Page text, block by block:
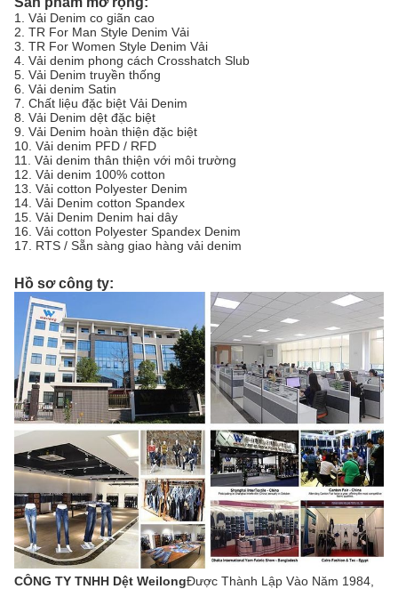
1. Vải Denim co giãn cao
2. TR For Man Style Denim Vải
3. TR For Women Style Denim Vải
4. Vải denim phong cách Crosshatch Slub
5. Vải Denim truyền thống
6. Vải denim Satin
7. Chất liệu đặc biệt Vải Denim
8. Vải Denim dệt đặc biệt
9. Vải Denim hoàn thiện đặc biệt
10. Vải denim PFD / RFD
11. Vải denim thân thiện với môi trường
12. Vải denim 100% cotton
13. Vải cotton Polyester Denim
14. Vải Denim cotton Spandex
15. Vải Denim Denim hai dây
16. Vải cotton Polyester Spandex Denim
17. RTS / Sẵn sàng giao hàng vải denim
Hồ sơ công ty:
CÔNG TY TNHH Dệt WeilongĐược Thành Lập Vào Năm 1984,